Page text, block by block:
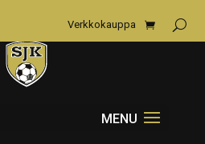
Verkkokauppa